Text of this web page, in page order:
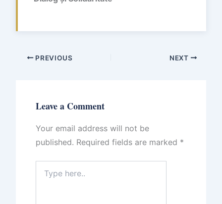
PREVIOUS NEXT
Leave a Comment
Your email address will not be
published. Required fields are marked *
here..